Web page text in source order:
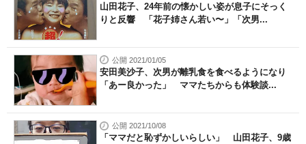
山田花子、24年前の懐かしい姿が息子にそっく
りと反響 「花子姉さん若い〜」「次男...
公開 2021/01/05
安田美沙子、次男が離乳食を食べるようになり
「あー良かった」 ママたちからも体験談...
公開 2021/10/08
「ママだと恥ずかしいらしい」 山田花子、9歳